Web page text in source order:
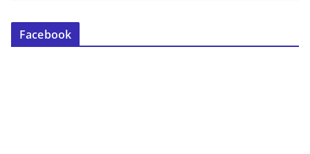
Facebook